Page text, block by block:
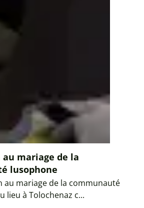
mariage de la
lusophone
au mariage de la communauté
lieu à Tolochenaz c...